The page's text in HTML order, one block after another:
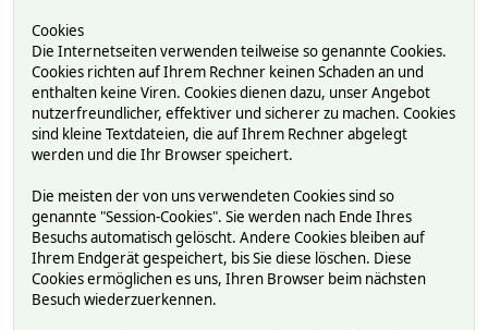
Cookies
Die Internetseiten verwenden teilweise so genannte Cookies.
Cookies richten auf Ihrem Rechner keinen Schaden an und
enthalten keine Viren. Cookies dienen dazu, unser Angebot
nutzerfreundlicher, effektiver und sicherer zu machen. Cookies
sind kleine Textdateien, die auf Ihrem Rechner abgelegt
werden und die Ihr Browser speichert.
Die meisten der von uns verwendeten Cookies sind so
genannte "Session-Cookies". Sie werden nach Ende Ihres
Besuchs automatisch gelöscht. Andere Cookies bleiben auf
Ihrem Endgerät gespeichert, bis Sie diese löschen. Diese
Cookies ermöglichen es uns, Ihren Browser beim nächsten
Besuch wiederzuerkennen.